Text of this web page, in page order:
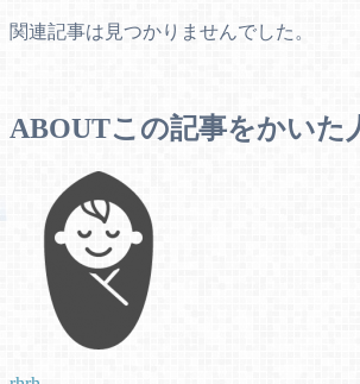
関連記事は見つかりませんでした。
ABOUTこの記事をかいた